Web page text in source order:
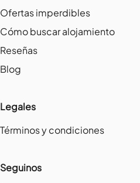
Ofertas imperdibles
Cómo buscar alojamiento
Reseñas
Blog
Legales
Términos y condiciones
Seguinos